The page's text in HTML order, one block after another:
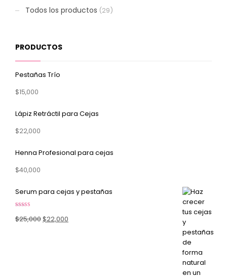
Todos los productos (29)
PRODUCTOS
Pestañas Trío
$15,000
Lápiz Retráctil para Cejas
$22,000
Henna Profesional para cejas
$40,000
Serum para cejas y pestañas
5.00de 5
$25,000Original
$22,000